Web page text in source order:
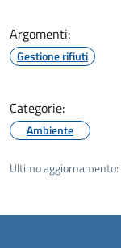
Argomenti:
Gestione rifiuti
Categorie:
Ambiente
Ultimo aggiornamento: